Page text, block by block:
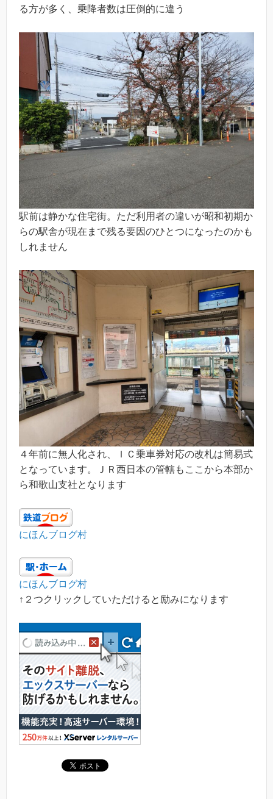
る方が多く、乗降者数は圧倒的に違う
駅前は静かな住宅街。ただ利用者の違いが昭和初期か
らの駅舎が現在まで残る要因のひとつになったのかも
しれません
４年前に無人化され、ＩＣ乗車券対応の改札は簡易式
となっています。ＪＲ西日本の管轄もここから本部か
ら和歌山支社となります
にほんブログ村
にほんブログ村
↑２つクリックしていただけると励みになります